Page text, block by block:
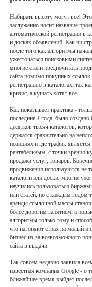
Набирать высоту могут все!
заслуженно носит название
автоматической регистрации в
и досках объявлений. Как ни
после того как алгоритмы
ужесточаться поисковыми
многие стали предпочитать
сайта помимо покупных ссылок
регистрацию в каталогах, так
кризис, а кушать хотят все.
Как показывает практика -
последние 4 года, было создано
десятков тысяч каталогов,
держатся сравнительно на
позициях и где трафик является
рентабельным, с точки зрения
продажи услуг, товаров.
продвижения используются не
каталоги или доски, многие уже
научились пользоваться
или статей, но с каждым годом
аренды ссылочной массы
более дорогим занятием, а
алгоритмы только тому и
что нагоняют страх на малый и
бизнес из-за всевозможного
сайта в выдачи.
Так совсем недавно заявила
известная компания Google - о
ближайшее время выйдет